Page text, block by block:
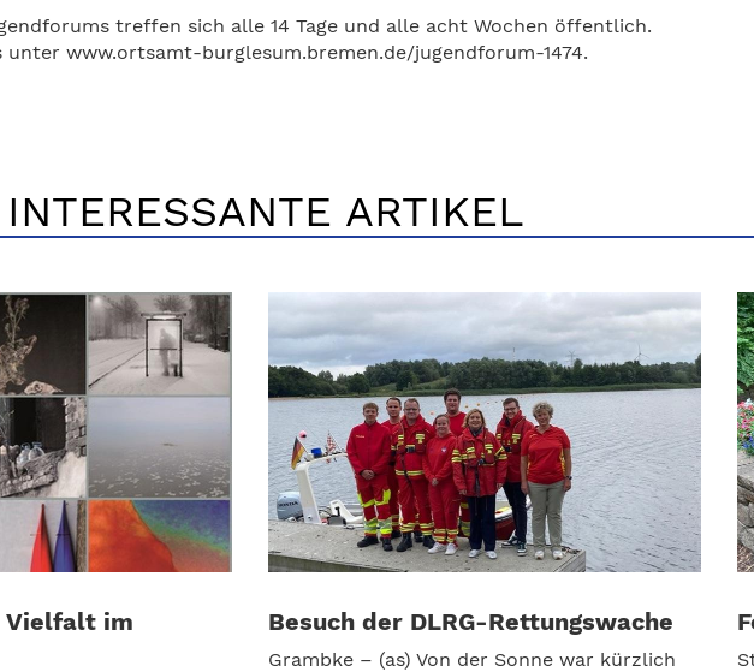
treffen sich alle 14 Tage und alle acht Wochen öffentlich.
www.ortsamt-burglesum.bremen.de/jugendforum-1474.
ARTIKEL
Vielfalt im
Besuch der DLRG-Rettungswache
Grambke – (as) Von der Sonne war kürzlich